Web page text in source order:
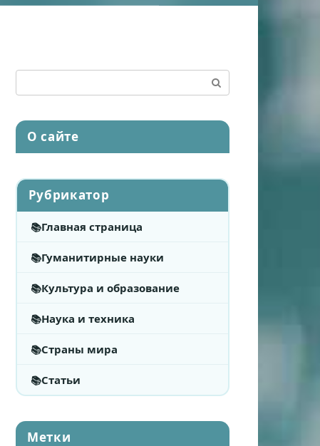
О сайте
Рубрикатор
Главная страница
Гуманитирные науки
Культура и образование
Наука и техника
Страны мира
Статьи
Метки